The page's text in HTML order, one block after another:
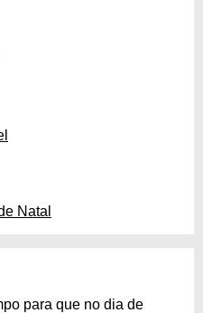
Natal
para que no dia de